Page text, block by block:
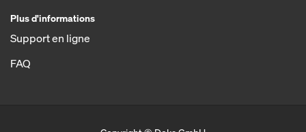
Plus d'informations
Support en ligne
FAQ